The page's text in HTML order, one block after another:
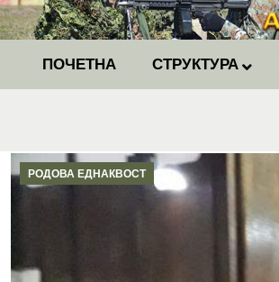
ПОЧЕТНА СТРУКТУРА
РОДОВА ЕДНАКВОСТ